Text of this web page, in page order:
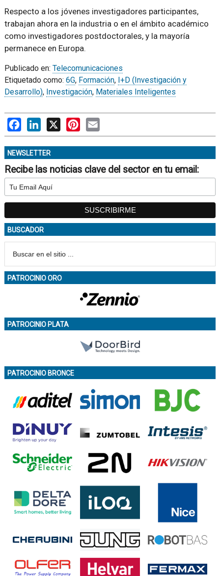
Respecto a los jóvenes investigadores participantes,
trabajan ahora en la industria o en el ámbito académico
como investigadores postdoctorales, y la mayoría
permanece en Europa.
Publicado en: Telecomunicaciones
Etiquetado como: 6G, Formación, I+D (Investigación y
Desarrollo), Investigación, Materiales Inteligentes
FacebookLinkedIn
X PinterestEmail
NEWSLETTER
Recibe las noticias clave del sector en tu email:
BUSCADOR
PATROCINIO ORO
PATROCINIO PLATA
PATROCINIO BRONCE